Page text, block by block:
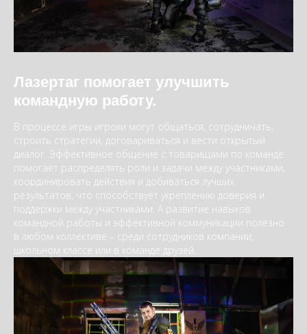
Лазертаг помогает улучшить
командную работу.
В процессе игры игроки могут общаться, сотрудничать,
строить стратегии, договариваться и вести открытый
диалог. Эффективное общение с товарищами по команде
помогает распределять роли и задачи между участниками,
координировать действия и добиваться лучших
результатов, что способствует укреплению доверия и
поддержки между участниками. А развитие навыков
командной работы и эффективной коммуникации полезно
в любом коллективе – среди сотрудников компании,
школьном классе или в команде друзей.